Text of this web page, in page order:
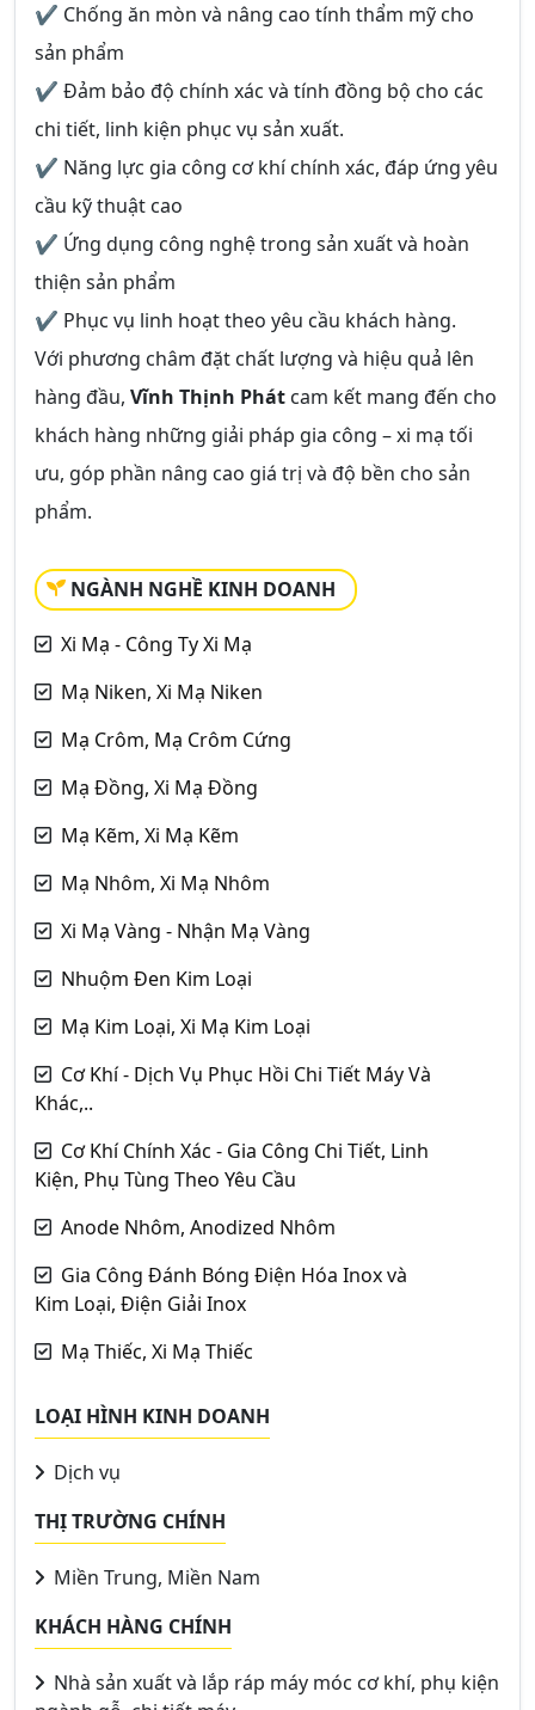
✔ Chống ăn mòn và nâng cao tính thẩm mỹ cho
sản phẩm
✔ Đảm bảo độ chính xác và tính đồng bộ cho các
chi tiết, linh kiện phục vụ sản xuất.
✔ Năng lực gia công cơ khí chính xác, đáp ứng yêu
cầu kỹ thuật cao
✔ Ứng dụng công nghệ trong sản xuất và hoàn
thiện sản phẩm
✔ Phục vụ linh hoạt theo yêu cầu khách hàng.
Với phương châm đặt chất lượng và hiệu quả lên
hàng đầu, Vĩnh Thịnh Phát cam kết mang đến cho
khách hàng những giải pháp gia công – xi mạ tối
ưu, góp phần nâng cao giá trị và độ bền cho sản
phẩm.
NGÀNH NGHỀ KINH DOANH
Xi Mạ - Công Ty Xi Mạ
Mạ Niken, Xi Mạ Niken
Mạ Crôm, Mạ Crôm Cứng
Mạ Đồng, Xi Mạ Đồng
Mạ Kẽm, Xi Mạ Kẽm
Mạ Nhôm, Xi Mạ Nhôm
Xi Mạ Vàng - Nhận Mạ Vàng
Nhuộm Đen Kim Loại
Mạ Kim Loại, Xi Mạ Kim Loại
Cơ Khí - Dịch Vụ Phục Hồi Chi Tiết Máy Và
Khác,..
Cơ Khí Chính Xác - Gia Công Chi Tiết, Linh
Kiện, Phụ Tùng Theo Yêu Cầu
Anode Nhôm, Anodized Nhôm
Gia Công Đánh Bóng Điện Hóa Inox và
Kim Loại, Điện Giải Inox
Mạ Thiếc, Xi Mạ Thiếc
LOẠI HÌNH KINH DOANH
Dịch vụ
THỊ TRƯỜNG CHÍNH
Miền Trung, Miền Nam
KHÁCH HÀNG CHÍNH
Nhà sản xuất và lắp ráp máy móc cơ khí, phụ kiện